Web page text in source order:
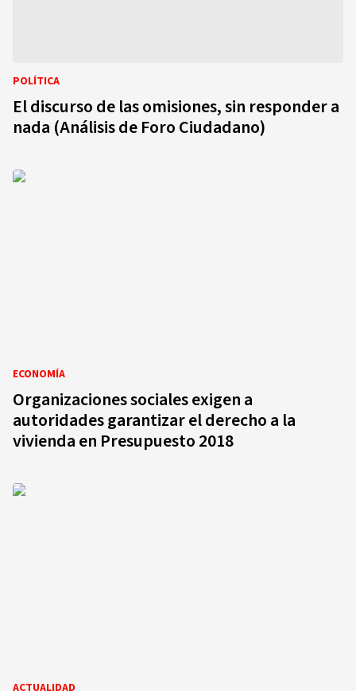
POLÍTICA
El discurso de las omisiones, sin responder a
nada (Análisis de Foro Ciudadano)
ECONOMÍA
Organizaciones sociales exigen a
autoridades garantizar el derecho a la
vivienda en Presupuesto 2018
ACTUALIDAD